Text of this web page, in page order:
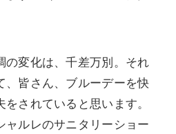
の変化は、千差万別。それ
、皆さん、ブルーデーを快
されていると思います。
ャルレのサニタリーショー